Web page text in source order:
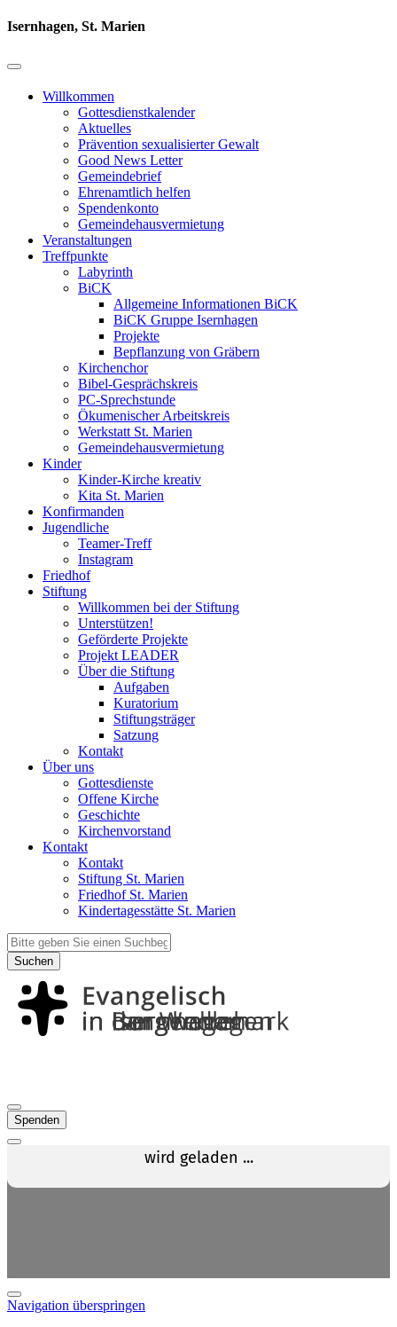
Isernhagen, St. Marien
Willkommen
Gottesdienstkalender
Aktuelles
Prävention sexualisierter Gewalt
Good News Letter
Gemeindebrief
Ehrenamtlich helfen
Spendenkonto
Gemeindehausvermietung
Veranstaltungen
Treffpunkte
Labyrinth
BiCK
Allgemeine Informationen BiCK
BiCK Gruppe Isernhagen
Projekte
Bepflanzung von Gräbern
Kirchenchor
Bibel-Gesprächskreis
PC-Sprechstunde
Ökumenischer Arbeitskreis
Werkstatt St. Marien
Gemeindehausvermietung
Kinder
Kinder-Kirche kreativ
Kita St. Marien
Konfirmanden
Jugendliche
Teamer-Treff
Instagram
Friedhof
Stiftung
Willkommen bei der Stiftung
Unterstützen!
Geförderte Projekte
Projekt LEADER
Über die Stiftung
Aufgaben
Kuratorium
Stiftungsträger
Satzung
Kontakt
Über uns
Gottesdienste
Offene Kirche
Geschichte
Kirchenvorstand
Kontakt
Kontakt
Stiftung St. Marien
Friedhof St. Marien
Kindertagesstätte St. Marien
Suchen
Spenden
Navigation überspringen